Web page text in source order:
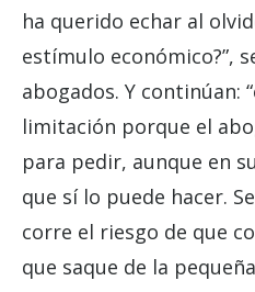
ha querido echar al
estímulo económico?”,
abogados. Y continúan: “
limitación porque el
para pedir, aunque en
que sí lo puede hacer.
corre el riesgo de que
que saque de la